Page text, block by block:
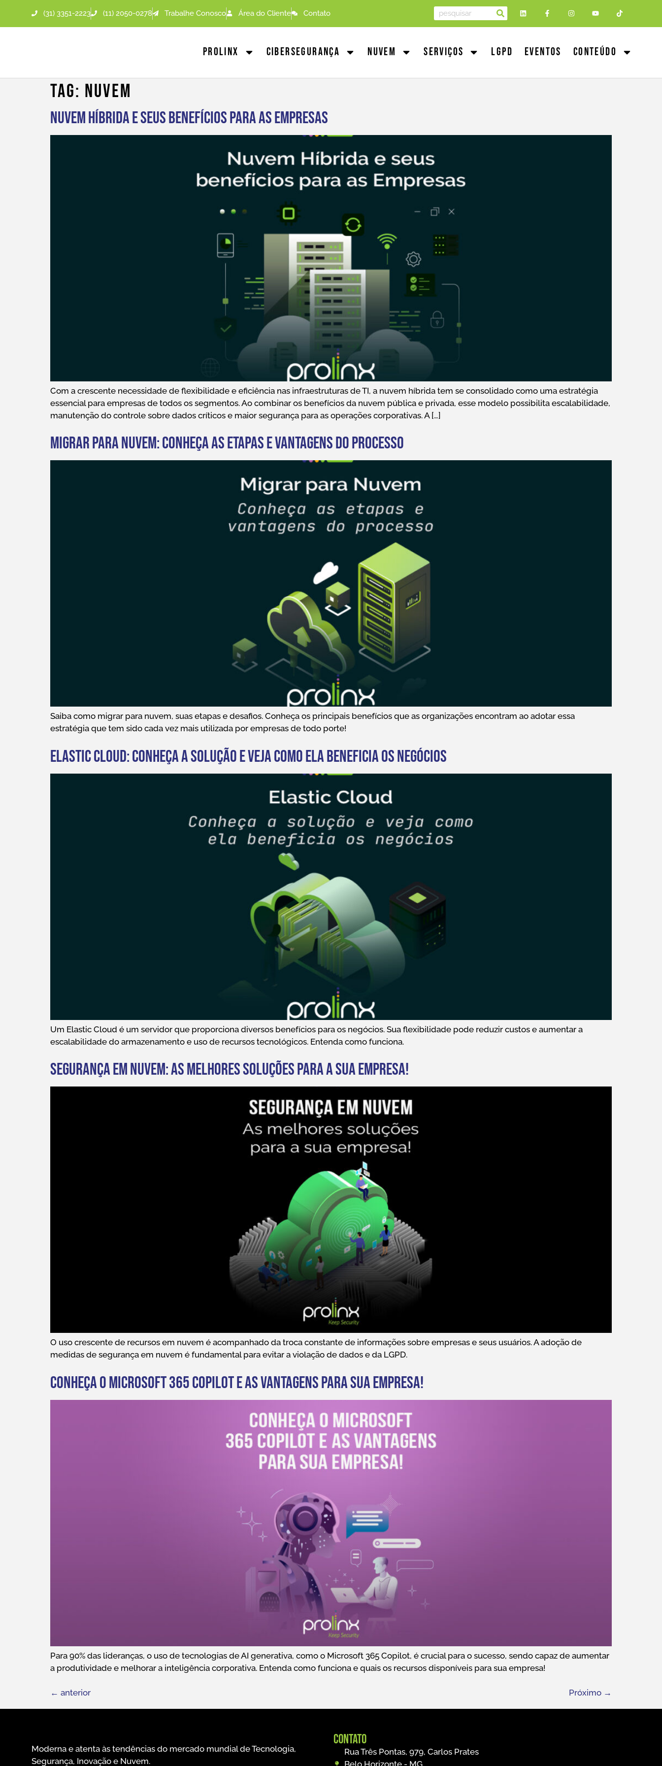
(31) 3351-2223 (11) 2050-0278 Trabalhe Conosco Área do Cliente Contato
Prolinx Cibersegurança Nuvem Serviços LGPD Eventos Conteúdo
Tag: Nuvem
Nuvem Híbrida e seus benefícios para as Empresas
Com a crescente necessidade de flexibilidade e eficiência nas infraestruturas de TI, a nuvem híbrida tem se consolidado como uma estratégia
essencial para empresas de todos os segmentos. Ao combinar os benefícios da nuvem pública e privada, esse modelo possibilita escalabilidade,
manutenção do controle sobre dados críticos e maior segurança para as operações corporativas. A […]
Migrar para Nuvem: conheça as etapas e vantagens do processo
Saiba como migrar para nuvem, suas etapas e desafios. Conheça os principais benefícios que as organizações encontram ao adotar essa
estratégia que tem sido cada vez mais utilizada por empresas de todo porte!
Elastic Cloud: conheça a solução e veja como ela beneficia os negócios
Um Elastic Cloud é um servidor que proporciona diversos benefícios para os negócios. Sua flexibilidade pode reduzir custos e aumentar a
escalabilidade do armazenamento e uso de recursos tecnológicos. Entenda como funciona.
Segurança em nuvem: as melhores soluções para a sua empresa!
O uso crescente de recursos em nuvem é acompanhado da troca constante de informações sobre empresas e seus usuários. A adoção de
medidas de segurança em nuvem é fundamental para evitar a violação de dados e da LGPD.
Conheça o Microsoft 365 Copilot e as vantagens para sua empresa!
Para 90% das lideranças, o uso de tecnologias de AI generativa, como o Microsoft 365 Copilot, é crucial para o sucesso, sendo capaz de aumentar
a produtividade e melhorar a inteligência corporativa. Entenda como funciona e quais os recursos disponíveis para sua empresa!
← anterior Próximo →
Moderna e atenta às tendências do mercado mundial de Tecnologia,
Segurança, Inovação e Nuvem.
Contato
Rua Três Pontas, 979, Carlos Prates